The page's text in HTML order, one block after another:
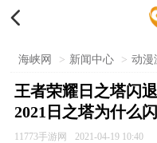

海峡网 > 新闻中心 > 动漫
王者荣耀日之塔闪
2021日之塔为什么
11773手游网 2021-04-19 10:40